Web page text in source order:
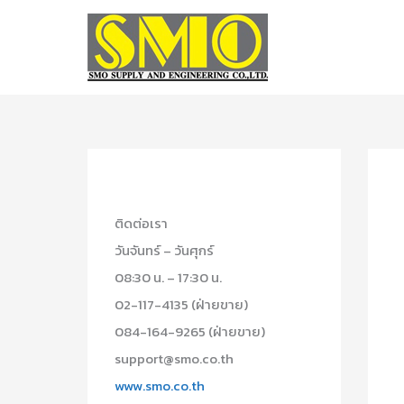
ติดต่อเรา
วันจันทร์ – วันศุกร์
08:30 น. – 17:30 น.
02-117-4135 (ฝ่ายขาย)
084-164-9265 (ฝ่ายขาย)
support@smo.co.th
www.smo.co.th